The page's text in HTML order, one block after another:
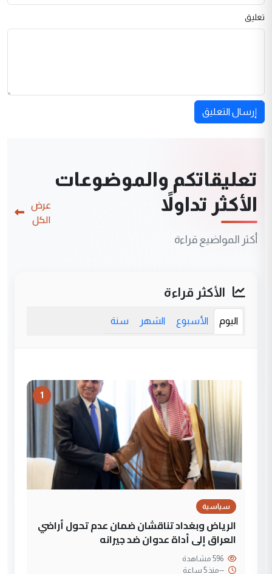
تعليق
إرسال التعليق
تعليقاتكم والموضوعات
الأكثر تداولاً
أكثر المواضيع قراءة
عرض
الكل
الأكثر قراءة
اليوم الأسبوع الشهر سنة
1
سياسية
الرياض وبغداد تناقشان ضمان عدم تحول أراضي
العراق إلى أداة عدوان ضد جيرانه
--منذ 5 ساعة